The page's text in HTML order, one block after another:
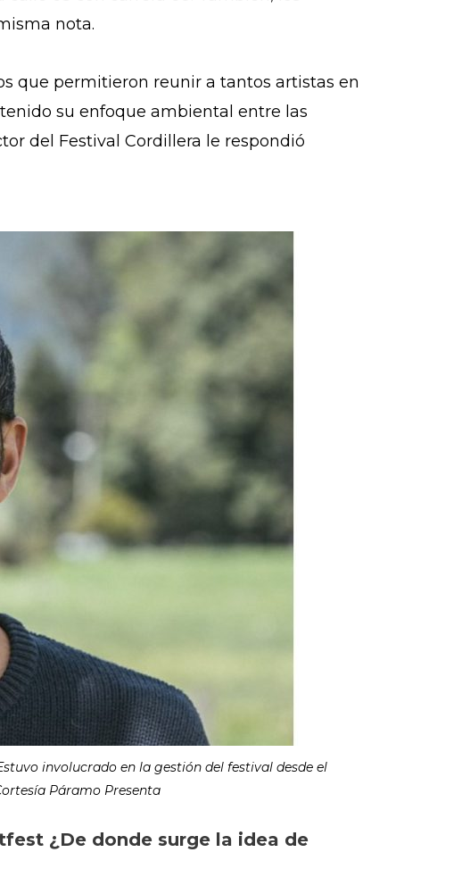
nota.
que permitieron reunir a tantos artistas en
su enfoque ambiental entre las
del Festival Cordillera le respondió
involucrado en la gestión del festival desde el
Páramo Presenta
¿De donde surge la idea de